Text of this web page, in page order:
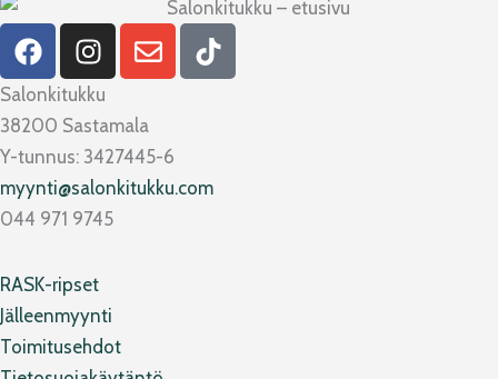
F
a
c
e
b
o
o
k
I
n
s
t
a
g
r
a
E
n
e
l
o
p
T
i
Salonkitukku
38200 Sastamala
Y-tunnus: 3427445-6
myynti@salonkitukku.com
044 971 9745
RASK-ripset
Jälleenmyynti
Toimitusehdot